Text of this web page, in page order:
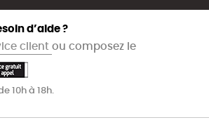
d’aide ?
client ou composez le
10h à 18h.